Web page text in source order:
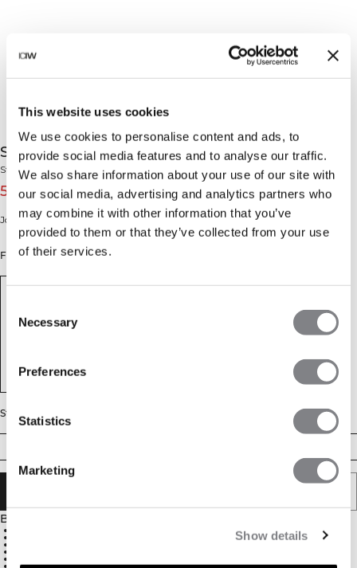
This website uses cookies
We use cookies to personalise content and ads, to
provide social media features and to analyse our traffic.
We also share information about your use of our site with
our social media, advertising and analytics partners who
may combine it with other information that you’ve
provided to them or that they’ve collected from your use
of their services.
Selection
Necessary
Preferences
Statistics
Marketing
Show details
Stride Sweatpants Black
Stride Collection
559 NOK799 NOK(-30%)
Joggebukser med lommer.
Farge: Black
Størrelse
Beskrivelse